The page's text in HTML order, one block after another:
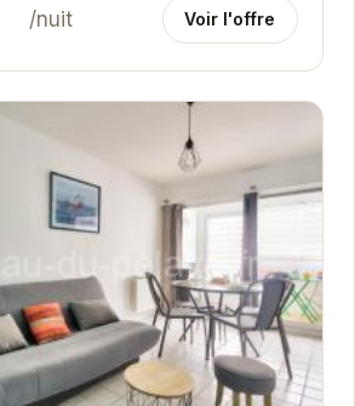
/nuit Voir l'offre